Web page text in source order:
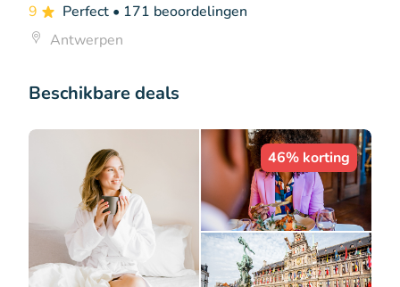
9 Perfect • 171 beoordelingen
Antwerpen
Beschikbare deals
46% korting